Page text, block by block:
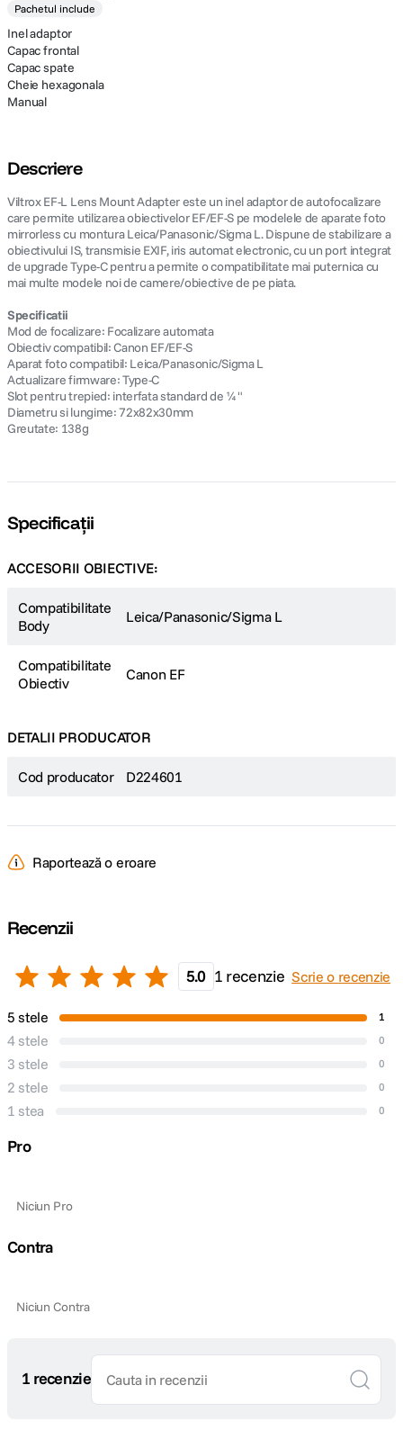
Pachetul include
Inel adaptor
Capac frontal
Capac spate
Cheie hexagonala
Manual
Descriere
Viltrox EF-L Lens Mount Adapter este un inel adaptor de autofocalizare
care permite utilizarea obiectivelor EF/EF-S pe modelele de aparate foto
mirrorless cu montura Leica/Panasonic/Sigma L. Dispune de stabilizare a
obiectivului IS, transmisie EXIF, iris automat electronic, cu un port integrat
de upgrade Type-C pentru a permite o compatibilitate mai puternica cu
mai multe modele noi de camere/obiective de pe piata.
Specificatii
Mod de focalizare: Focalizare automata
Obiectiv compatibil: Canon EF/EF-S
Aparat foto compatibil: Leica/Panasonic/Sigma L
Actualizare firmware: Type-C
Slot pentru trepied: interfata standard de ¼"
Diametru si lungime: 72x82x30mm
Greutate: 138g
Specificații
ACCESORII OBIECTIVE:
Compatibilitate
Body
Leica/Panasonic/Sigma L
Compatibilitate
Obiectiv
Canon EF
DETALII PRODUCATOR
Cod producator D224601
Raportează o eroare
Recenzii
5.0 1 recenzie Scrie o recenzie
5 stele 1
4 stele 0
3 stele 0
2 stele 0
1 stea 0
Pro
Niciun Pro
Contra
Niciun Contra
1 recenzie